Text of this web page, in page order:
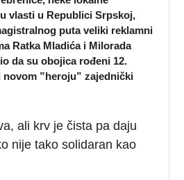
vlasti u Republici Srpskoj,
puta veliki reklamni
Ratka Mladića i Milorada
da su obojica rođeni 12.
novom ”heroju” zajednički
ali krv je čista pa daju
nije tako solidaran kao